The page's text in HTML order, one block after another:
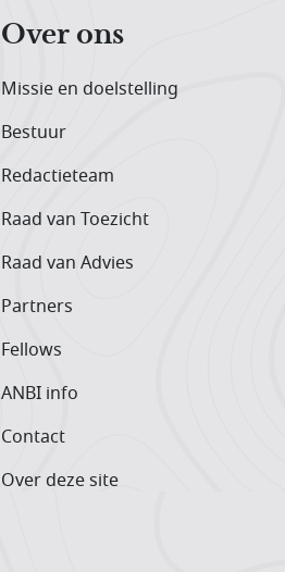
Over ons
Missie en doelstelling
Bestuur
Redactieteam
Raad van Toezicht
Raad van Advies
Partners
Fellows
ANBI info
Contact
Over deze site